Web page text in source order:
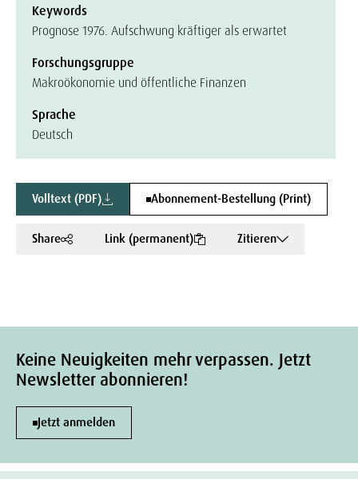
Keywords
Prognose 1976. Aufschwung kräftiger als erwartet
Forschungsgruppe
Makroökonomie und öffentliche Finanzen
Sprache
Deutsch
Volltext (PDF) Abonnement-Bestellung (Print)
Share Link (permanent) Zitieren
Keine Neuigkeiten mehr verpassen. Jetzt
Newsletter abonnieren!
Jetzt anmelden